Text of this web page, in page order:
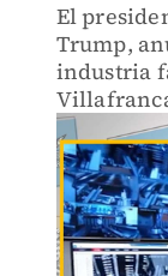
El
Trump,
industria
AMELAF,
sobre qué